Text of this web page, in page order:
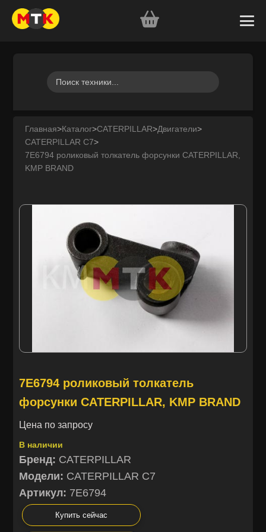
Главная>Каталог>CATERPILLAR>Двигатели>
CATERPILLAR C7>
7E6794 роликовый толкатель форсунки CATERPILLAR,
KMP BRAND
7E6794 роликовый толкатель
форсунки CATERPILLAR, KMP BRAND
Цена по запросу
В наличии
Бренд: CATERPILLAR
Модели: CATERPILLAR C7
Артикул: 7E6794
Купить сейчас